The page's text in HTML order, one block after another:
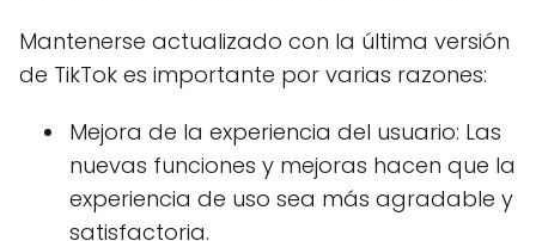
Mantenerse actualizado con la última versión
de TikTok es importante por varias razones:
Mejora de la experiencia del usuario: Las
nuevas funciones y mejoras hacen que la
experiencia de uso sea más agradable y
satisfactoria.